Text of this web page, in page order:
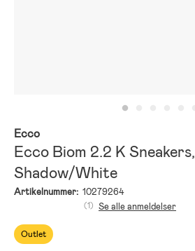
Ecco
Ecco Biom 2.2 K Sneakers,
Shadow/White
Artikelnummer: 10279264
Outlet
(1) Se alle anmeldelser